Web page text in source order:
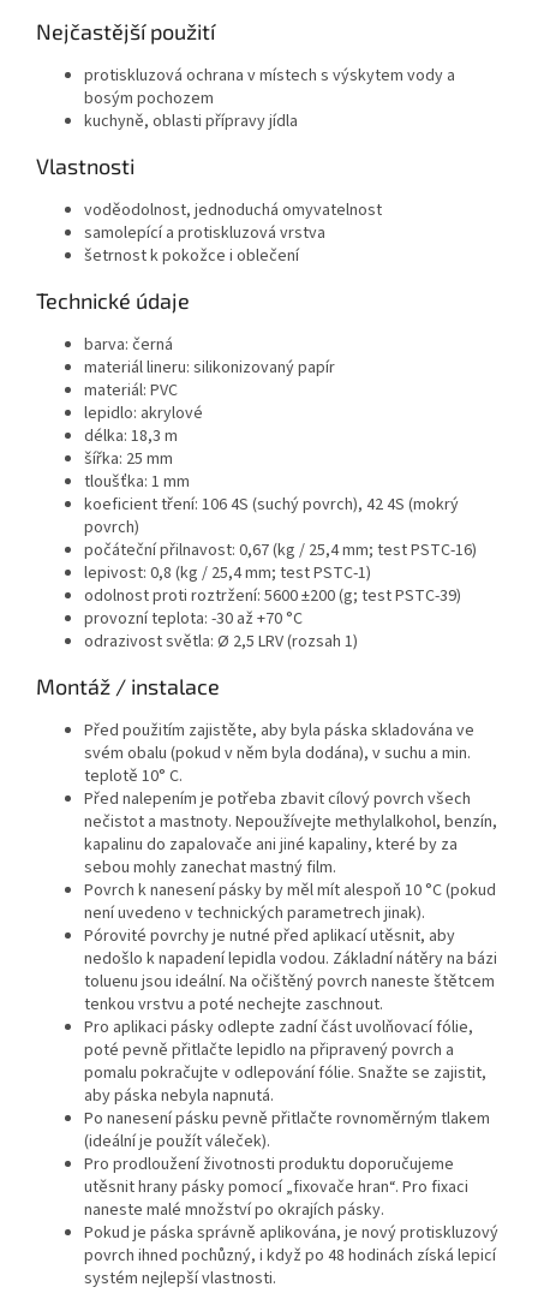
Nejčastější použití
protiskluzová ochrana v místech s výskytem vody a
bosým pochozem
kuchyně, oblasti přípravy jídla
Vlastnosti
voděodolnost, jednoduchá omyvatelnost
samolepící a protiskluzová vrstva
šetrnost k pokožce i oblečení
Technické údaje
barva: černá
materiál lineru: silikonizovaný papír
materiál: PVC
lepidlo: akrylové
délka: 18,3 m
šířka: 25 mm
tloušťka: 1 mm
koeficient tření: 106 4S (suchý povrch), 42 4S (mokrý
povrch)
počáteční přilnavost: 0,67 (kg / 25,4 mm; test PSTC-16)
lepivost: 0,8 (kg / 25,4 mm; test PSTC-1)
odolnost proti roztržení: 5600 ±200 (g; test PSTC-39)
provozní teplota: -30 až +70 °C
odrazivost světla: Ø 2,5 LRV (rozsah 1)
Montáž / instalace
Před použitím zajistěte, aby byla páska skladována ve
svém obalu (pokud v něm byla dodána), v suchu a min.
teplotě 10° C.
Před nalepením je potřeba zbavit cílový povrch všech
nečistot a mastnoty. Nepoužívejte methylalkohol, benzín,
kapalinu do zapalovače ani jiné kapaliny, které by za
sebou mohly zanechat mastný film.
Povrch k nanesení pásky by měl mít alespoň 10 °C (pokud
není uvedeno v technických parametrech jinak).
Pórovité povrchy je nutné před aplikací utěsnit, aby
nedošlo k napadení lepidla vodou. Základní nátěry na bázi
toluenu jsou ideální. Na očištěný povrch naneste štětcem
tenkou vrstvu a poté nechejte zaschnout.
Pro aplikaci pásky odlepte zadní část uvolňovací fólie,
poté pevně přitlačte lepidlo na připravený povrch a
pomalu pokračujte v odlepování fólie. Snažte se zajistit,
aby páska nebyla napnutá.
Po nanesení pásku pevně přitlačte rovnoměrným tlakem
(ideální je použít váleček).
Pro prodloužení životnosti produktu doporučujeme
utěsnit hrany pásky pomocí „fixovače hran“. Pro fixaci
naneste malé množství po okrajích pásky.
Pokud je páska správně aplikována, je nový protiskluzový
povrch ihned pochůzný, i když po 48 hodinách získá lepicí
systém nejlepší vlastnosti.